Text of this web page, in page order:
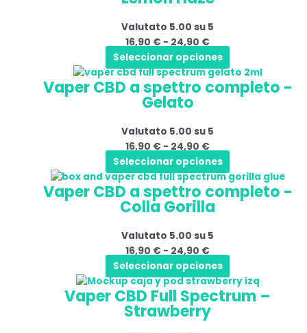
pagina
del
prodotto
Valutato 5.00 su 5
16,90 € - 24,90 €
16,90 €
24,90 €
Seleccionar opciones
varianti.
Le
opzioni
possono
essere
scelte
pagina
del
prodotto
Vaper CBD a spettro completo -
Gelato
Valutato 5.00 su 5
16,90 € - 24,90 €
Fascia
di
16,90 €
24,90 €
Seleccionar opciones
Questo
prodotto
ha
varianti.
Le
opzioni
possono
essere
scelte
pagina
del
prodotto
Vaper CBD a spettro completo -
Colla Gorilla
Valutato 5.00 su 5
16,90 € - 24,90 €
Fascia
di
prezzo:
16,90 €
a
24,90 €
Seleccionar opciones
Questo
prodotto
ha
varianti.
Le
opzioni
possono
essere
scelte
Vaper CBD Full Spectrum –
Strawberry
Fascia
di
prezzo:
Questo
prodotto
ha